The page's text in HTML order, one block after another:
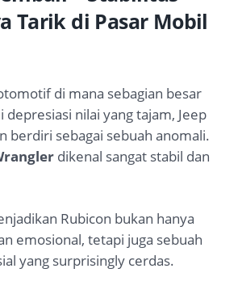
Tarik di Pasar Mobil
di mana sebagian besar
nilai yang tajam, Jeep
berdiri sebagai sebuah anomali.
dikenal sangat stabil dan
Rubicon bukan hanya
emosional, tetapi juga sebuah
yang surprisingly cerdas.